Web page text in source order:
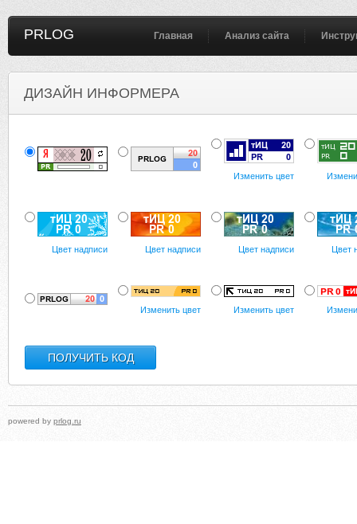
PRLOG Главная Анализ сайта
ДИЗАЙН ИНФОРМЕРА
Изменить цвет
Цвет надписи Цвет надписи Цвет надписи Цвет
Изменить цвет Изменить цвет
powered by prlog.ru